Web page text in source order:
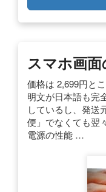
スマホ画
価格は 2,699円と
明文が日本語も完
しているし、発送
便」でなくても翌
電源の性能 …